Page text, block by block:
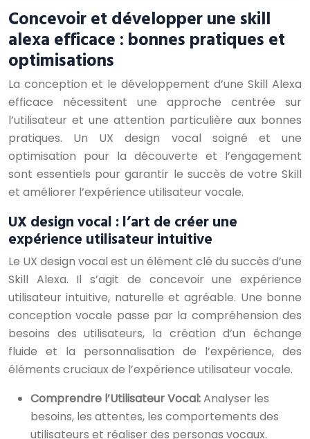
Concevoir et développer une skill
alexa efficace : bonnes pratiques et
optimisations
La conception et le développement d’une Skill Alexa
efficace nécessitent une approche centrée sur
l’utilisateur et une attention particulière aux bonnes
pratiques. Un UX design vocal soigné et une
optimisation pour la découverte et l’engagement
sont essentiels pour garantir le succès de votre Skill
et améliorer l’expérience utilisateur vocale.
UX design vocal : l’art de créer une
expérience utilisateur intuitive
Le UX design vocal est un élément clé du succès d’une
Skill Alexa. Il s’agit de concevoir une expérience
utilisateur intuitive, naturelle et agréable. Une bonne
conception vocale passe par la compréhension des
besoins des utilisateurs, la création d’un échange
fluide et la personnalisation de l’expérience, des
éléments cruciaux de l’expérience utilisateur vocale.
Comprendre l’Utilisateur Vocal:Analyser les
besoins, les attentes, les comportements des
utilisateurs et réaliser des personas vocaux.